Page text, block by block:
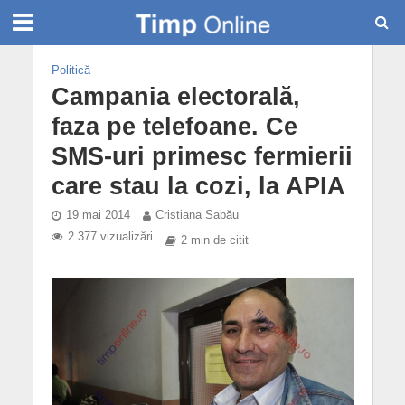
Politică
Campania electorală,
faza pe telefoane. Ce
SMS-uri primesc fermierii
care stau la cozi, la APIA
19 mai 2014
Cristiana Sabău
2.377 vizualizări
2 min de citit